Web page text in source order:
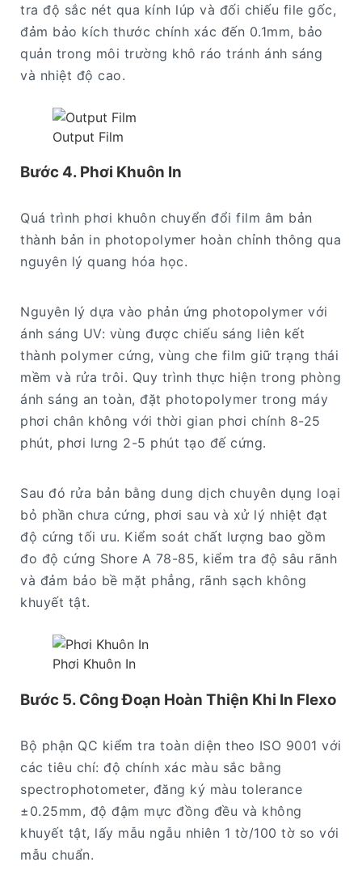
tra độ sắc nét qua kính lúp và đối chiếu file gốc,
đảm bảo kích thước chính xác đến 0.1mm, bảo
quản trong môi trường khô ráo tránh ánh sáng
và nhiệt độ cao.
Output Film
Bước 4. Phơi Khuôn In
Quá trình phơi khuôn chuyển đổi film âm bản
thành bản in photopolymer hoàn chỉnh thông qua
nguyên lý quang hóa học.
Nguyên lý dựa vào phản ứng photopolymer với
ánh sáng UV: vùng được chiếu sáng liên kết
thành polymer cứng, vùng che film giữ trạng thái
mềm và rửa trôi. Quy trình thực hiện trong phòng
ánh sáng an toàn, đặt photopolymer trong máy
phơi chân không với thời gian phơi chính 8-25
phút, phơi lưng 2-5 phút tạo đế cứng.
Sau đó rửa bản bằng dung dịch chuyên dụng loại
bỏ phần chưa cứng, phơi sau và xử lý nhiệt đạt
độ cứng tối ưu. Kiểm soát chất lượng bao gồm
đo độ cứng Shore A 78-85, kiểm tra độ sâu rãnh
và đảm bảo bề mặt phẳng, rãnh sạch không
khuyết tật.
Phơi Khuôn In
Bước 5. Công Đoạn Hoàn Thiện Khi In Flexo
Bộ phận QC kiểm tra toàn diện theo ISO 9001 với
các tiêu chí: độ chính xác màu sắc bằng
spectrophotometer, đăng ký màu tolerance
±0.25mm, độ đậm mực đồng đều và không
khuyết tật, lấy mẫu ngẫu nhiên 1 tờ/100 tờ so với
mẫu chuẩn.